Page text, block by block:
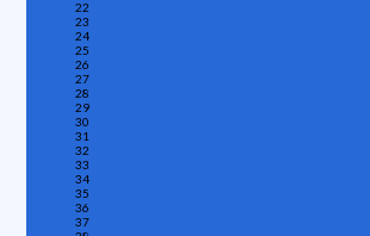
22
23
24
25
26
27
28
29
30
31
32
33
34
35
36
37